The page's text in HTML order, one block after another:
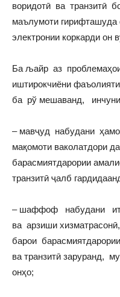
воридотӣ ва транзитӣ
маълумоти гирифташуда
электронии коркарди он
Ба љайр аз
иштирокчиёни
ба рў мешаванд,
– мавҷуд набудани
мақомоти ваколатдори
барасмиятдарории
транзитӣ ҷалб
– шаффоф набудани
ва арзиши
барои
ва транзитӣ заруранд,
онҳо;